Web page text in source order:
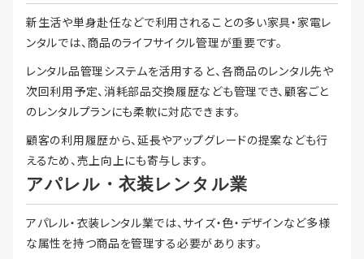
新生活や単身赴任などで利用されることの多い家具・家電レ
ンタルでは、商品のライフサイクル管理が重要です。
レンタル品管理システムを活用すると、各商品のレンタル先や
次回利用予定、消耗部品交換履歴なども管理でき、顧客ごと
のレンタルプランにも柔軟に対応できます。
顧客の利用履歴から、延長やアップグレードの提案なども行
えるため、売上向上にも寄与します。
アパレル・衣装レンタル業
アパレル・衣装レンタル業では、サイズ・色・デザインなど多様
な属性を持つ商品を管理する必要があります。